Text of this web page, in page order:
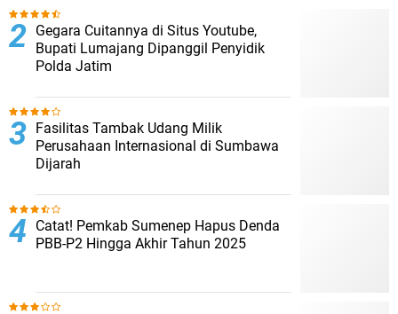
Gegara Cuitannya di Situs Youtube,
Bupati Lumajang Dipanggil Penyidik
Polda Jatim
Fasilitas Tambak Udang Milik
Perusahaan Internasional di Sumbawa
Dijarah
Catat! Pemkab Sumenep Hapus Denda
PBB-P2 Hingga Akhir Tahun 2025